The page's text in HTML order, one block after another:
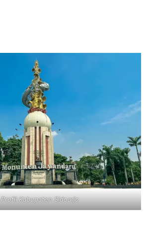
Profil Kabupaten Sidoarjo